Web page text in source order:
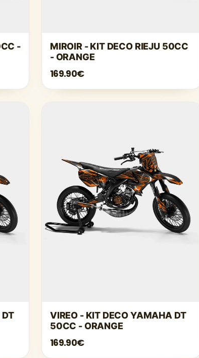
-
MIROIR - KIT DECO RIEJU 50CC
- ORANGE
169.90€
VIREO - KIT DECO YAMAHA DT
50CC - ORANGE
169.90€